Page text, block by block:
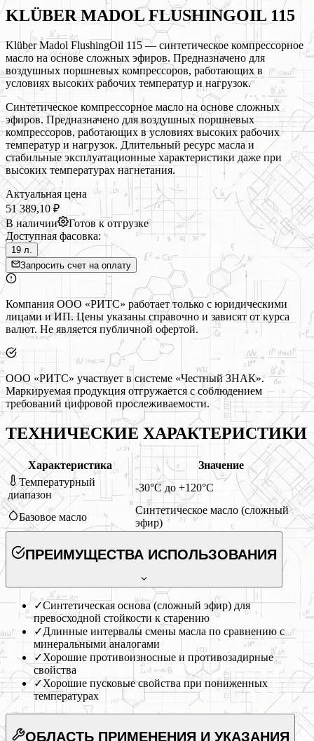
KLÜBER MADOL FLUSHINGOIL 115
Klüber Madol FlushingOil 115 — синтетическое компрессорное
масло на основе сложных эфиров. Предназначено для
воздушных поршневых компрессоров, работающих в
условиях высоких рабочих температур и нагрузок.
Синтетическое компрессорное масло на основе сложных
эфиров. Предназначено для воздушных поршневых
компрессоров, работающих в условиях высоких рабочих
температур и нагрузок. Длительный ресурс масла и
стабильные эксплуатационные характеристики даже при
высоких температурах нагнетания.
Актуальная цена
51 389,10 ₽
В наличии
Готов к отгрузке
Доступная фасовка:
19 л.
Запросить счет на оплату
Компания ООО «РИТС» работает только с юридическими
лицами и ИП. Цены указаны справочно и зависят от курса
валют. Не является публичной офертой.
ООО «РИТС» участвует в системе «Честный ЗНАК».
Маркируемая продукция отгружается с соблюдением
требований цифровой прослеживаемости.
ТЕХНИЧЕСКИЕ ХАРАКТЕРИСТИКИ
Характеристика
Значение
Температурный
диапазон
-30°C до +120°C
Базовое масло
Синтетическое масло (сложный
эфир)
ПРЕИМУЩЕСТВА ИСПОЛЬЗОВАНИЯ
✓Синтетическая основа (сложный эфир) для
превосходной стойкости к старению
✓Длинные интервалы смены масла по сравнению с
минеральными аналогами
✓Хорошие противоизносные и противозадирные
свойства
✓Хорошие пусковые свойства при пониженных
температурах
ОБЛАСТЬ ПРИМЕНЕНИЯ И УКАЗАНИЯ